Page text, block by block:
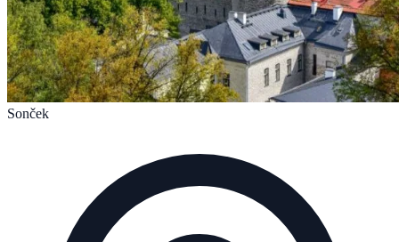
Sonček